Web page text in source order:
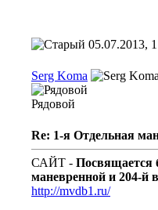
05.07.2013,
Serg Koma
Рядовой
Re: 1-я Отдельная
САЙТ - Посвящается
маневренной и 204-й
http://mvdb1.ru/